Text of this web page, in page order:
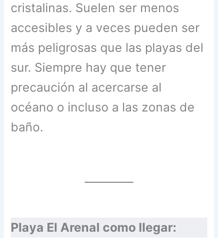
cristalinas. Suelen ser menos
accesibles y a veces pueden ser
más peligrosas que las playas del
sur. Siempre hay que tener
precaución al acercarse al
océano o incluso a las zonas de
baño.
Playa El Arenal como llegar: